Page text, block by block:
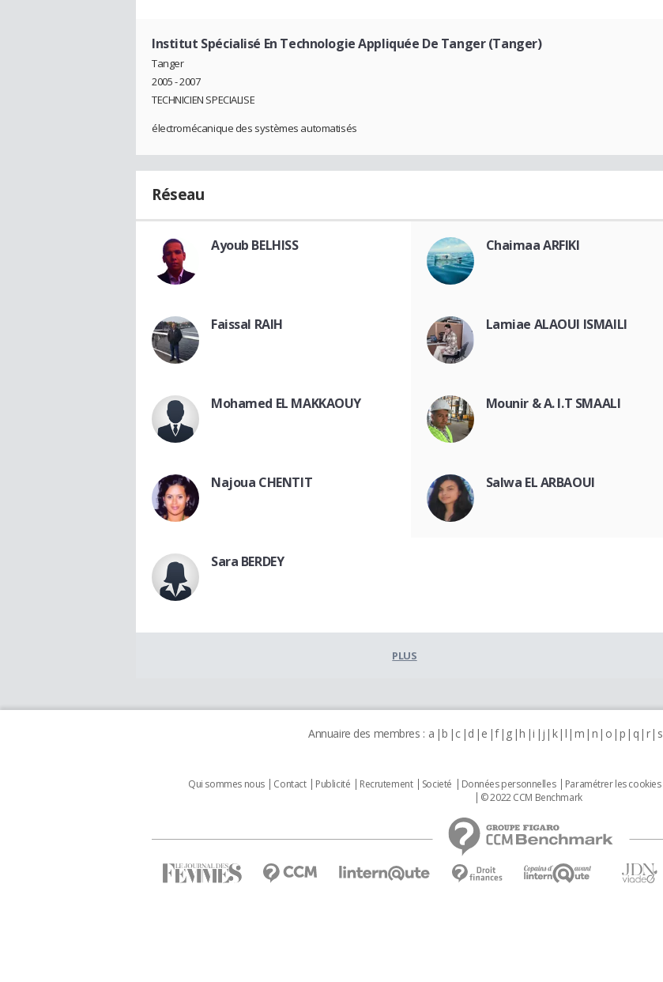
Institut Spécialisé En Technologie Appliquée De Tanger (Tanger)
Tanger
2005 - 2007
TECHNICIEN SPECIALISE
électromécanique des systèmes automatisés
Réseau
Ayoub BELHISS Chaimaa ARFIKI
Faissal RAIH Lamiae ALAOUI ISMAILI
Mohamed EL MAKKAOUY Mounir & A. I.T SMAALI
Najoua CHENTIT Salwa EL ARBAOUI
Sara BERDEY
PLUS
Annuaire des membres : a b c d e f g h i j k l m n o p q r s
Qui sommes nous Contact Publicité Recrutement Societé Données personnelles Paramétrer les cookies
© 2022 CCM Benchmark